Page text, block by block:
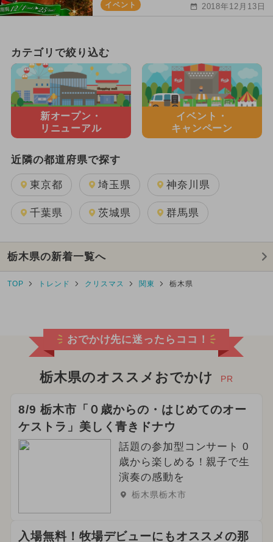
イベント 2018年12月13日
カテゴリで絞り込む
新オープン・
リニューアル
イベント・
キャンペーン
近隣の都道府県で探す
東京都 埼玉県 神奈川県
千葉県 茨城県 群馬県
栃木県の新着一覧へ
TOP トレンド クリスマス 関東 栃木県
おでかけ先に迷ったらココ！
栃木県のオススメおでかけ PR
8/9 栃木市「０歳からの・はじめてのオー
ケストラ」美しく青きドナウ
話題の参加型コンサート 0
歳から楽しめる！親子で生
演奏の感動を
栃木県栃木市
入場無料！牧場デビューにもオススメの那